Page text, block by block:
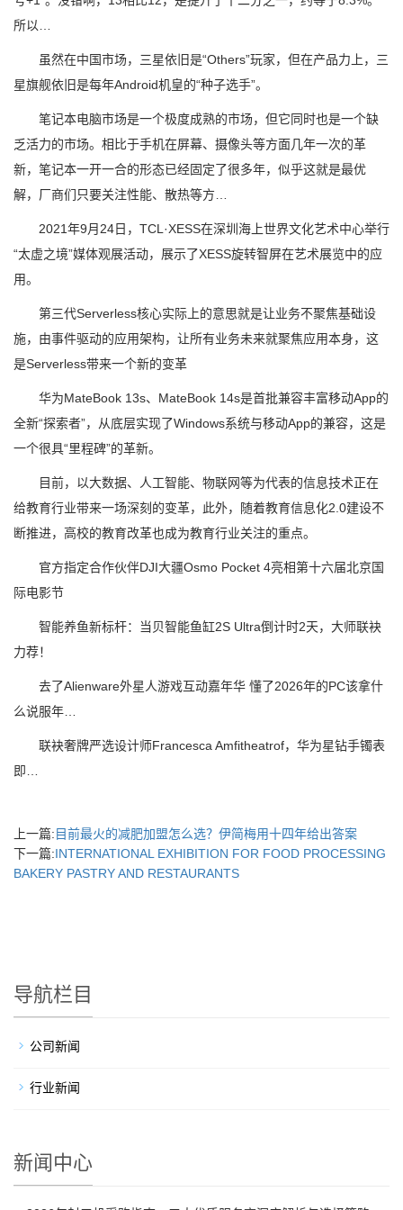
所以…
虽然在中国市场，三星依旧是“Others”玩家，但在产品力上，三
星旗舰依旧是每年Android机皇的“种子选手”。
笔记本电脑市场是一个极度成熟的市场，但它同时也是一个缺
乏活力的市场。相比于手机在屏幕、摄像头等方面几年一次的革
新，笔记本一开一合的形态已经固定了很多年，似乎这就是最优
解，厂商们只要关注性能、散热等方…
2021年9月24日，TCL·XESS在深圳海上世界文化艺术中心举行
“太虚之境”媒体观展活动，展示了XESS旋转智屏在艺术展览中的应
用。
第三代Serverless核心实际上的意思就是让业务不聚焦基础设
施，由事件驱动的应用架构，让所有业务未来就聚焦应用本身，这
是Serverless带来一个新的变革
华为MateBook 13s、MateBook 14s是首批兼容丰富移动App的
全新“探索者”，从底层实现了Windows系统与移动App的兼容，这是
一个很具“里程碑”的革新。
目前，以大数据、人工智能、物联网等为代表的信息技术正在
给教育行业带来一场深刻的变革，此外，随着教育信息化2.0建设不
断推进，高校的教育改革也成为教育行业关注的重点。
官方指定合作伙伴DJI大疆Osmo Pocket 4亮相第十六届北京国
际电影节
智能养鱼新标杆：当贝智能鱼缸2S Ultra倒计时2天，大师联袂
力荐！
去了Alienware外星人游戏互动嘉年华 懂了2026年的PC该拿什
么说服年…
联袂奢牌严选设计师Francesca Amfitheatrof，华为星钻手镯表
即…
上一篇: 目前最火的减肥加盟怎么选？伊简梅用十四年给出答案
下一篇:INTERNATIONAL EXHIBITION FOR FOOD PROCESSING
BAKERY PASTRY AND RESTAURANTS
导航栏目
公司新闻
行业新闻
新闻中心